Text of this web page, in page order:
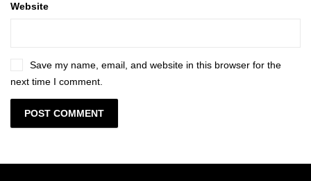
Website
Save my name, email, and website in this browser for the
next time I comment.